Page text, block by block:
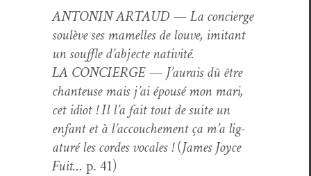
ANTONIN ARTAUD — La concierge
soulève ses mamelles de lou­ve, imi­tant
un souf­fle d’abjecte nativité.
LA CONCIERGE — J’aurais dû être
chanteuse mais j’ai épousé mon mari,
cet idiot ! Il l’a fait tout de suite un
enfant et à l’accouchement ça m’a lig­
aturé les cordes vocales !(James Joyce
Fuit… p. 41)